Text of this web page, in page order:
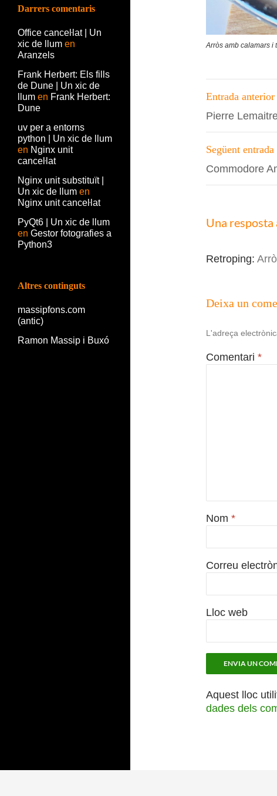
Arròs amb calamars i
Navegació
per
les
entrades
Entrada anterior
Pierre
Següent entrada
Commodore
Una resposta
Retroping:
Deixa un
L'adreça
Comentari *
Nom *
Correu
Lloc web
Aquest lloc
dades dels
Darrers comentaris
Office canceŀlat | Un
xic de llum en
Aranzels
Frank Herbert: Els fills
de Dune | Un xic de
llum en Frank Herbert:
Dune
uv per a entorns
python | Un xic de llum
en Nginx unit
canceŀlat
Nginx unit substituït |
Un xic de llum en
Nginx unit canceŀlat
PyQt6 | Un xic de llum
en Gestor fotografies a
Python3
Altres continguts
massipfons.com
(antic)
Ramon Massip i Buxó